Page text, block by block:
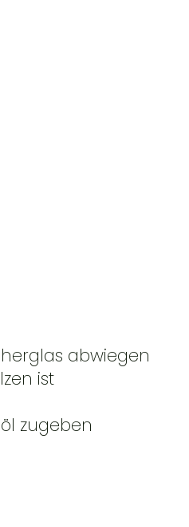
abwiegen
ist
zugeben